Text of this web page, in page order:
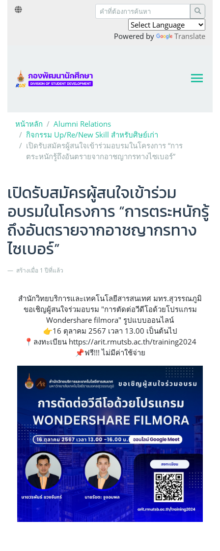
Powered by Translate
หน้าหลัก
Alumni Relations
กิจกรรม Up/Re/New Skill สำหรับศิษย์เก่า
เปิดรับสมัครผู้สนใจเข้าร่วมอบรมในโครงการ “การ
ตระหนักรู้ถึงอันตรายจากอาชญากรทางไซเบอร์”
เปิดรับสมัครผู้สนใจเข้าร่วม
อบรมในโครงการ “การตระหนักรู้
ถึงอันตรายจากอาชญากรทาง
ไซเบอร์”
สร้างเมื่อ 1 ปีที่แล้ว
สำนักวิทยบริการและเทคโนโลยีสารสนเทศ มทร.สุวรรณภูมิ
ขอเชิญผู้สนใจร่วมอบรม "การตัดต่อวีดีโอด้วยโปรแกรม
Wondershare filmora" รูปแบบออนไลน์
👉16 ตุลาคม 2567 เวลา 13.00 เป็นต้นไป
📍ลงทะเบียน https://arit.rmutsb.ac.th/training2024
📌ฟรี!!! ไม่มีค่าใช้จ่าย